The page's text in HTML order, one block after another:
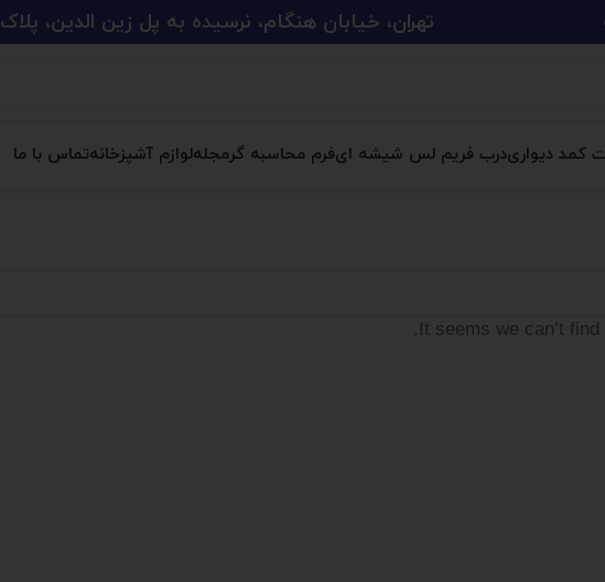
تهران، خیابان هنگام، نرسیده به پل زین الدین، پلاک 708، فروشگاه ایما
کمد دیواریدرب فریم لس شیشه ایفرم محاسبه گرمجلهلوازم آشپزخانهتماس با ما
It seems we can’t